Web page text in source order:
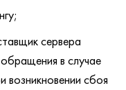
сервера
в случае
возникновении сбоя